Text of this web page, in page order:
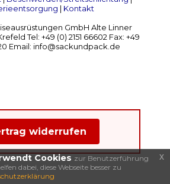
| Kontakt
GmbH Alte Linner
Tel: +49 (0) 2151 66602 Fax: +49
Email: info@sackundpack.de
widerrufen
Cookies zur Benutzerführung
dabei, diese Webseite besser zu
x